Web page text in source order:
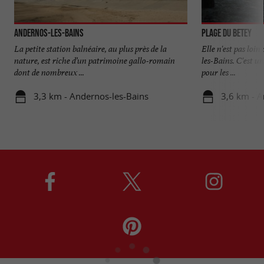
Andernos-les-Bains
La petite station balnéaire, au plus près de la
nature, est riche d’un patrimoine gallo-romain
dont de nombreux ...
3,3 km - Andernos-les-Bains
Plage du Betey
Elle n'est pas loin
les-Bains. C'est
pour les ...
3,6 km -